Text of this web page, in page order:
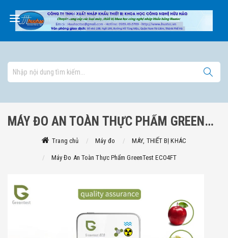
MÁY ĐO AN TOÀN THỰC PHẨM GREENTEST ECO4FT
Trang chủ Máy đo MÁY, THIẾT BỊ KHÁC
Máy Đo An Toàn Thực Phẩm GreenTest ECO4FT